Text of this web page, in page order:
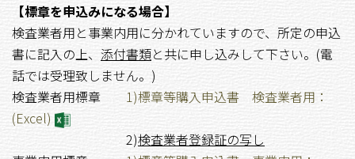
【標章を申込みになる場合】
検査業者用と事業内用に分かれていますので、所定の申込
書に記入の上、 添付書類と共に申し込みして下さい。(電
話では受理致しません。)
検査業者用標章 1)標章等購入申込書 検査業者用：
(Excel)
2)検査業者登録証の写し